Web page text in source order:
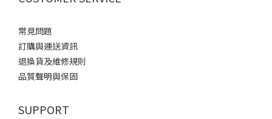
常見問題
訂購與運送資訊
退換貨及維修規則
品質聲明與保固
SUPPORT